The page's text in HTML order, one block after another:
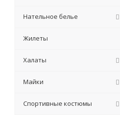
Нательное белье
Жилеты
Халаты
Майки
Спортивные костюмы